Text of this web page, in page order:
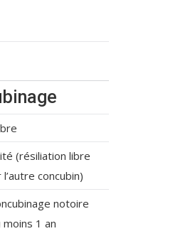
(résiliation libre
concubin)
notoire
1 an